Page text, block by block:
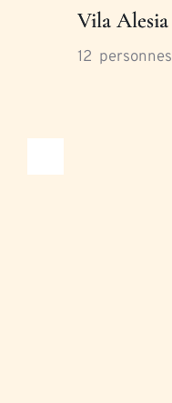
Vila Alesia
12
  personnes